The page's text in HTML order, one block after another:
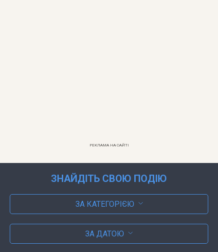
РЕКЛАМА НА САЙТІ
ЗНАЙДІТЬ СВОЮ ПОДІЮ
ЗА КАТЕГОРІЄЮ
ЗА ДАТОЮ